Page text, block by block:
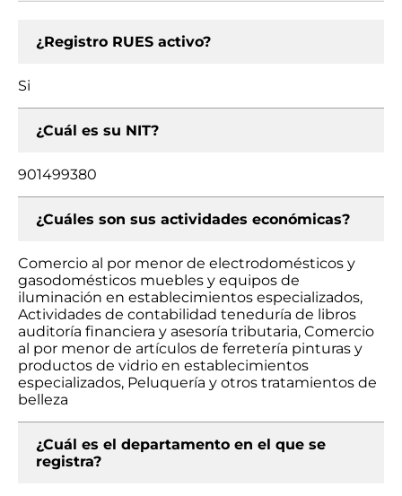
¿Registro RUES activo?
Si
¿Cuál es su NIT?
901499380
¿Cuáles son sus actividades económicas?
Comercio al por menor de electrodomésticos y
gasodomésticos muebles y equipos de
iluminación en establecimientos especializados,
Actividades de contabilidad teneduría de libros
auditoría financiera y asesoría tributaria, Comercio
al por menor de artículos de ferretería pinturas y
productos de vidrio en establecimientos
especializados, Peluquería y otros tratamientos de
belleza
¿Cuál es el departamento en el que se
registra?